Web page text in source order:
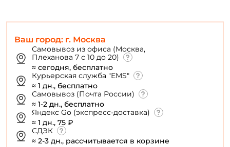
Ваш город: г. Москва
Самовывоз из офиса (Москва,
Плеханова 7 с 10 до 20)
≈ сегодня, бесплатно
Курьерская служба "EMS"
≈ 1 дн., бесплатно
Самовывоз (Почта России)
≈ 1-2 дн., бесплатно
Яндекс Go (экспресс-доставка)
≈ 1 дн., 75 ₽
СДЭК
≈ 2-3 дн., рассчитывается в корзине